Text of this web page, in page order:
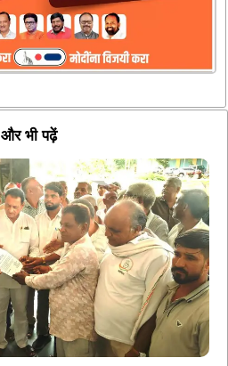
और भी पढ़ें